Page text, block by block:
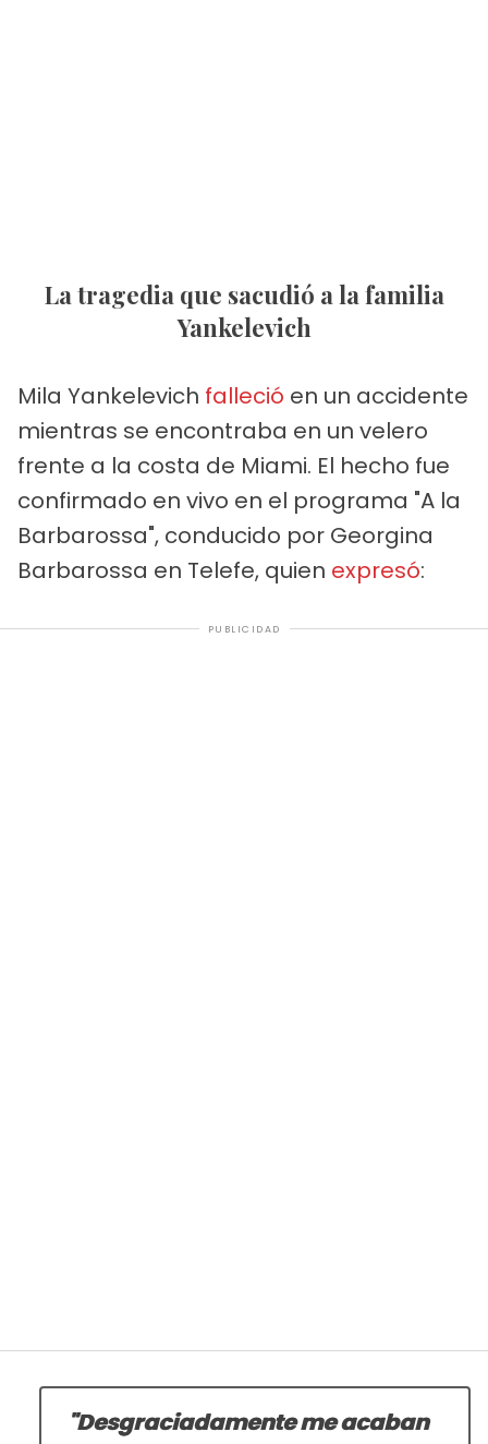
La tragedia que sacudió a la familia
Yankelevich
Mila Yankelevich falleció en un accidente
mientras se encontraba en un velero
frente a la costa de Miami. El hecho fue
confirmado en vivo en el programa "A la
Barbarossa", conducido por Georgina
Barbarossa en Telefe, quien expresó:
PUBLICIDAD
"Desgraciadamente me acaban